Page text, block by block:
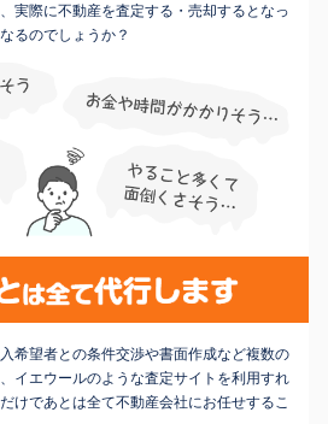
実際に不動産を査定する・売却するとなっ
るのでしょうか？
希望者との条件交渉や書面作成など複数の
イエウールのような査定サイトを利用すれ
けであとは全て不動産会社にお任せするこ